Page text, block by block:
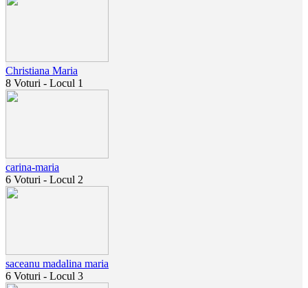
Christiana Maria
8 Voturi - Locul 1
carina-maria
6 Voturi - Locul 2
saceanu madalina maria
6 Voturi - Locul 3